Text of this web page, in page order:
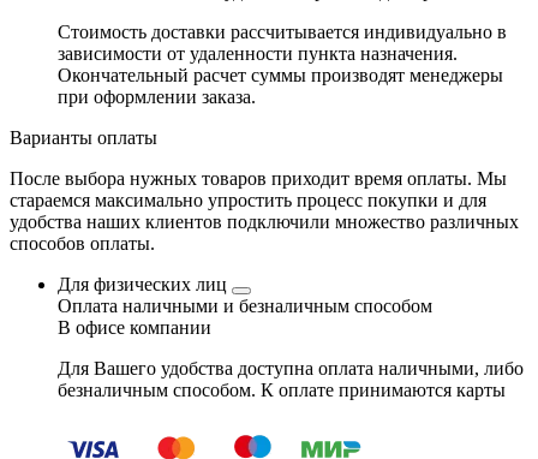
Стоимость доставки рассчитывается индивидуально в
зависимости от удаленности пункта назначения.
Окончательный расчет суммы производят менеджеры
при оформлении заказа.
Варианты оплаты
После выбора нужных товаров приходит время оплаты. Мы
стараемся максимально упростить процесс покупки и для
удобства наших клиентов подключили множество различных
способов оплаты.
Для физических лиц
Оплата наличными и безналичным способом
В офисе компании
Для Вашего удобства доступна оплата наличными, либо
безналичным способом. К оплате принимаются карты